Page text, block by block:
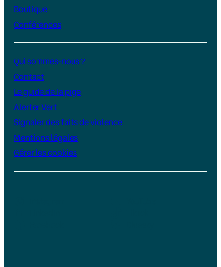
Boutique
Conférences
Qui sommes-nous ?
Contact
Le guide de la pige
Alerter Vert
Signaler des faits de violence
Mentions légales
Gérer les cookies